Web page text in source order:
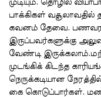
முடியும். தொழில்
பாக்கிகள் வசூலாவதில்
கவனம் தேவை.
இருப்பவர்களுக்கு
வேண்டி இருக்கலாம்.
முடங்கிக் கிடந்த
நெருக்கடியான
கை கொடுப்பார்கள்.